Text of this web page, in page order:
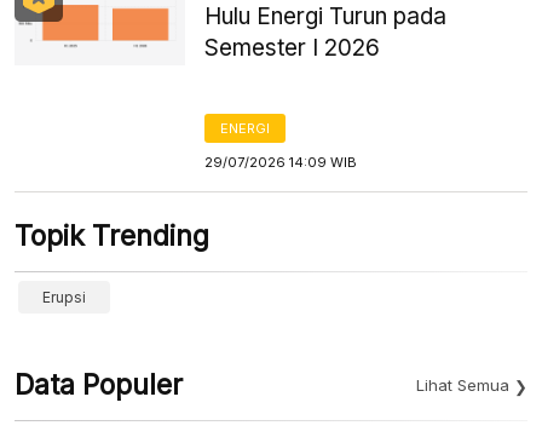
Hulu Energi Turun pada
Semester I 2026
ENERGI
29/07/2026 14:09 WIB
Topik Trending
Erupsi
Data Populer Lihat Semua